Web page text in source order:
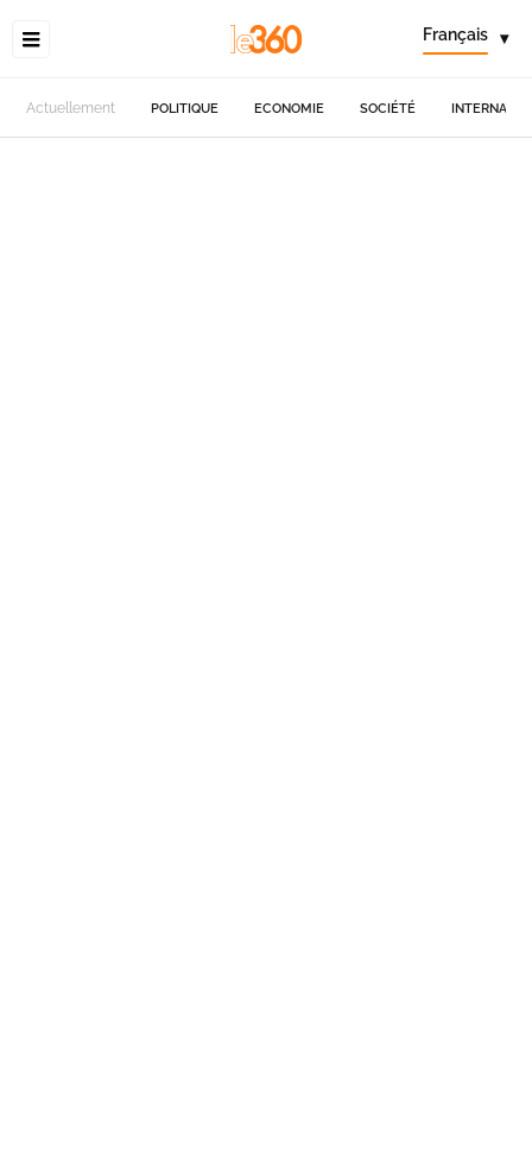
Français ▾
Actuellement POLITIQUE ECONOMIE SOCIÉTÉ